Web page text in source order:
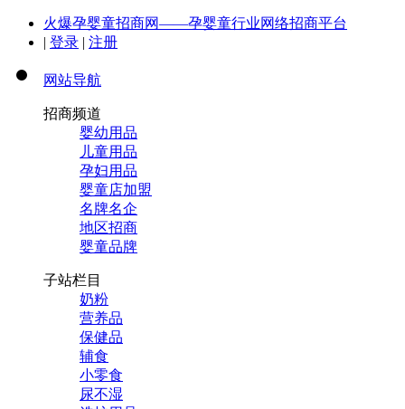
火爆孕婴童招商网——孕婴童行业网络招商平台
| 登录 | 注册
网站导航
招商频道
婴幼用品
儿童用品
孕妇用品
婴童店加盟
名牌名企
地区招商
婴童品牌
子站栏目
奶粉
营养品
保健品
辅食
小零食
尿不湿